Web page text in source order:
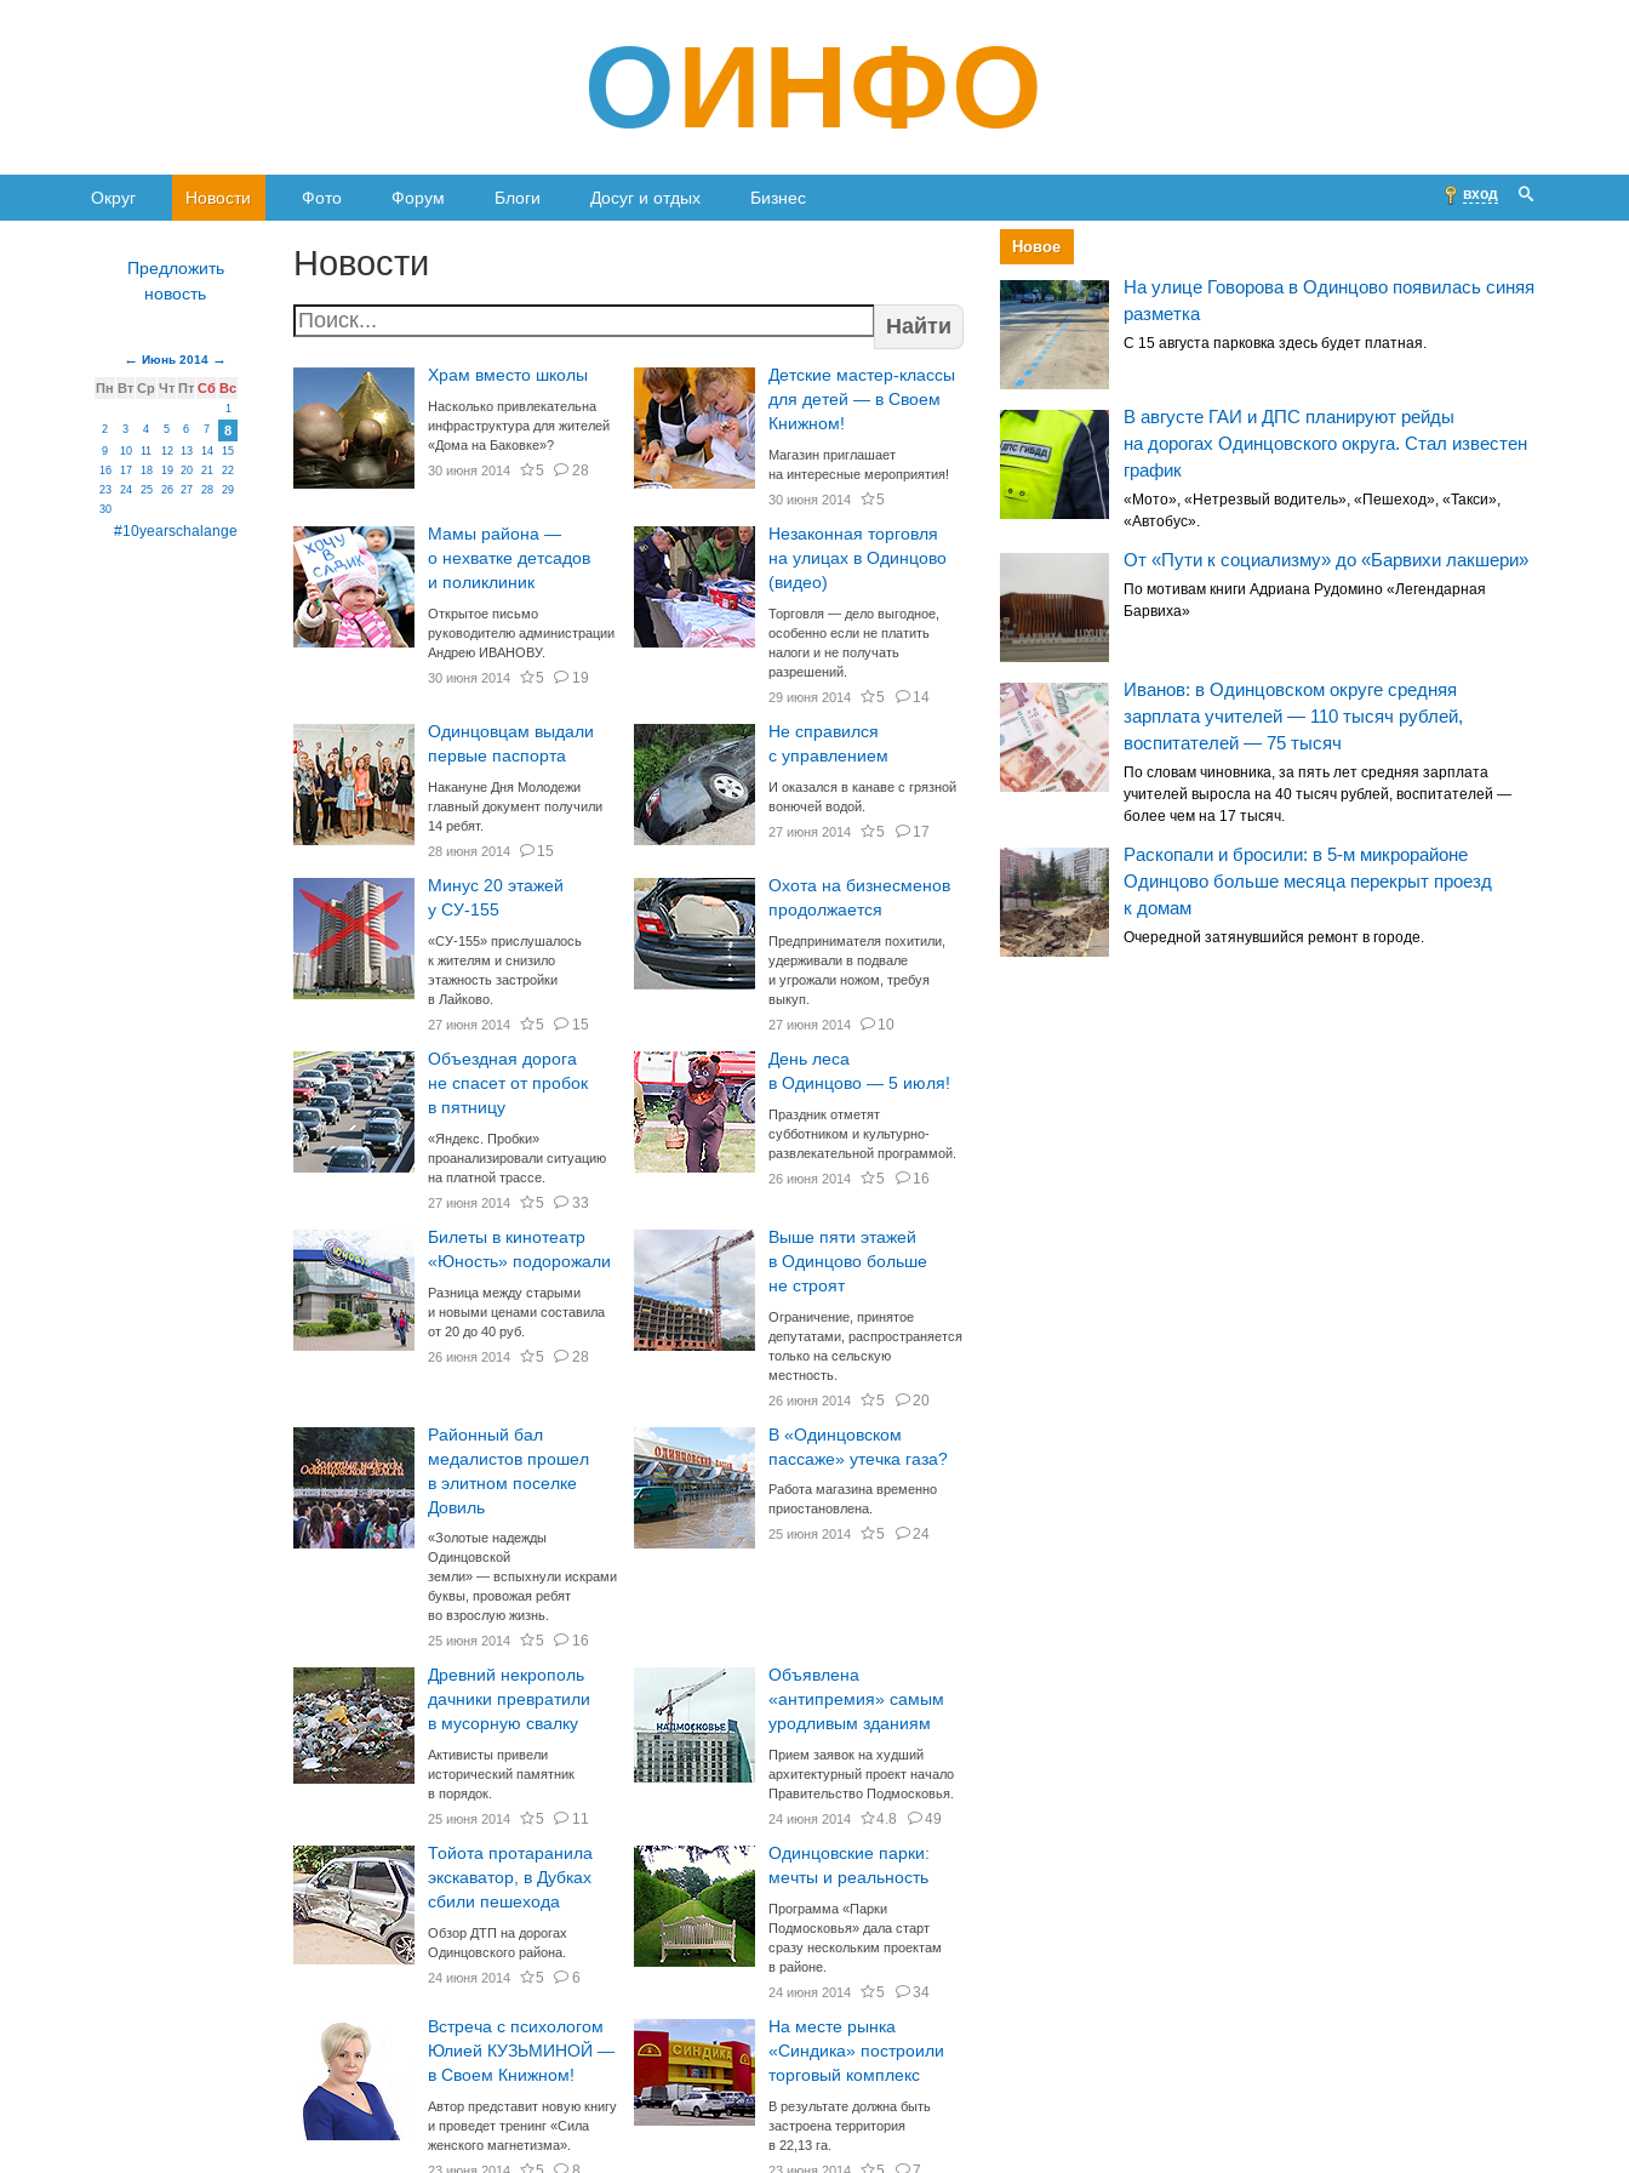
ОИНФО
Округ Новости Фото Форум Блоги Досуг и отдых Бизнес вход
Новости
Найти
Храм вместо школы
Насколько привлекательна
инфраструктура для жителей
«Дома на Баковке»?
30 июня 2014
5 28
Детские мастер-классы
для детей — в Своем
Книжном!
Магазин приглашает
на интересные мероприятия!
30 июня 2014
5
Мамы района —
о нехватке детсадов
и поликлиник
Открытое письмо
руководителю администрации
Андрею ИВАНОВУ.
30 июня 2014
5 19
Незаконная торговля
на улицах в Одинцово
(видео)
Торговля — дело выгодное,
особенно если не платить
налоги и не получать
разрешений.
29 июня 2014
5 14
Одинцовцам выдали
первые паспорта
Накануне Дня Молодежи
главный документ получили
14 ребят.
28 июня 2014
15
Не справился
с управлением
И оказался в канаве с грязной
вонючей водой.
27 июня 2014
5 17
Минус 20 этажей
у СУ-155
«СУ-155» прислушалось
к жителям и снизило
этажность застройки
в Лайково.
27 июня 2014
5 15
Охота на бизнесменов
продолжается
Предпринимателя похитили,
удерживали в подвале
и угрожали ножом, требуя
выкуп.
27 июня 2014
10
Объездная дорога
не спасет от пробок
в пятницу
«Яндекс. Пробки»
проанализировали ситуацию
на платной трассе.
27 июня 2014
5 33
День леса
в Одинцово — 5 июля!
Праздник отметят
субботником и культурно-
развлекательной программой.
26 июня 2014
5 16
Билеты в кинотеатр
«Юность» подорожали
Разница между старыми
и новыми ценами составила
от 20 до 40 руб.
26 июня 2014
5 28
Выше пяти этажей
в Одинцово больше
не строят
Ограничение, принятое
депутатами, распространяется
только на сельскую
местность.
26 июня 2014
5 20
Районный бал
медалистов прошел
в элитном поселке
Довиль
«Золотые надежды
Одинцовской
земли» — вспыхнули искрами
буквы, провожая ребят
во взрослую жизнь.
25 июня 2014
5 16
В «Одинцовском
пассаже» утечка газа?
Работа магазина временно
приостановлена.
25 июня 2014
5 24
Древний некрополь
дачники превратили
в мусорную свалку
Активисты привели
исторический памятник
в порядок.
25 июня 2014
5 11
Объявлена
«антипремия» самым
уродливым зданиям
Прием заявок на худший
архитектурный проект начало
Правительство Подмосковья.
24 июня 2014
4.8 49
Тойота протаранила
экскаватор, в Дубках
сбили пешехода
Обзор ДТП на дорогах
Одинцовского района.
24 июня 2014
5 6
Одинцовские парки:
мечты и реальность
Программа «Парки
Подмосковья» дала старт
сразу нескольким проектам
в районе.
24 июня 2014
5 34
Встреча с психологом
Юлией КУЗЬМИНОЙ —
в Своем Книжном!
Автор представит новую книгу
и проведет тренинг «Сила
женского магнетизма».
На месте рынка
«Синдика» построили
торговый комплекс
В результате должна быть
застроена территория
в 22,13 га.
Июнь 2014
Пн Вт Ср Чт Пт Сб Вс
1
2
3 4 5 6 7 8
9 10 11 12 13 14
15
16
17 18 19 20 21
22
23
24 25 26 27 28
29
30
#10yearschalange
Новое
На улице Говорова в Одинцово появилась синяя
разметка
С 15 августа парковка здесь будет платная.
В августе ГАИ и ДПС планируют рейды
на дорогах Одинцовского округа. Стал известен
график
«Мото», «Нетрезвый водитель», «Пешеход», «Такси»,
«Автобус».
От «Пути к социализму» до «Барвихи лакшери»
По мотивам книги Адриана Рудомино «Легендарная
Барвиха»
Иванов: в Одинцовском округе средняя
зарплата учителей — 110 тысяч рублей,
воспитателей — 75 тысяч
По словам чиновника, за пять лет средняя зарплата
учителей выросла на 40 тысяч рублей, воспитателей —
более чем на 17 тысяч.
Раскопали и бросили: в 5-м микрорайоне
Одинцово больше месяца перекрыт проезд
к домам
Очередной затянувшийся ремонт в городе.